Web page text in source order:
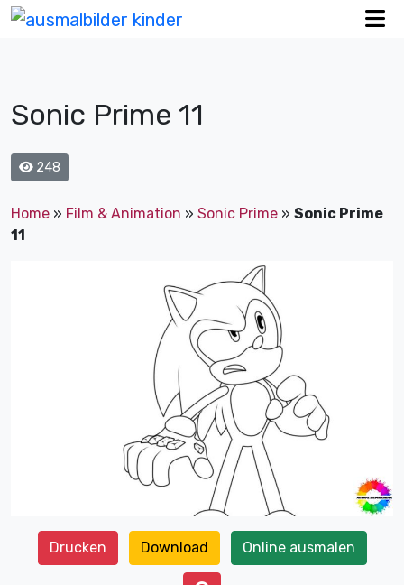
Sonic Prime 11
248
Home » Film & Animation » Sonic Prime » Sonic Prime
11
Drucken Download Online ausmalen